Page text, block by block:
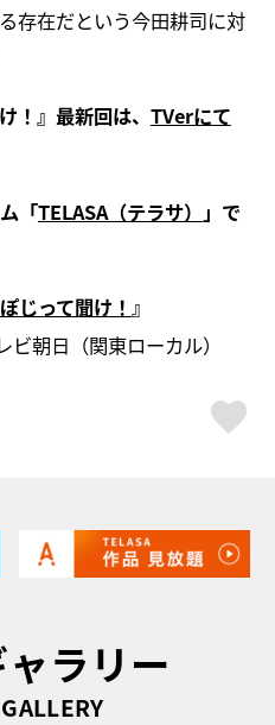
存在だという今田耕司に対
！』最新回は、 TVerにて
「TELASA（テラサ） 」で
じって聞け！ 』
朝日（関東ローカル）
ラリー